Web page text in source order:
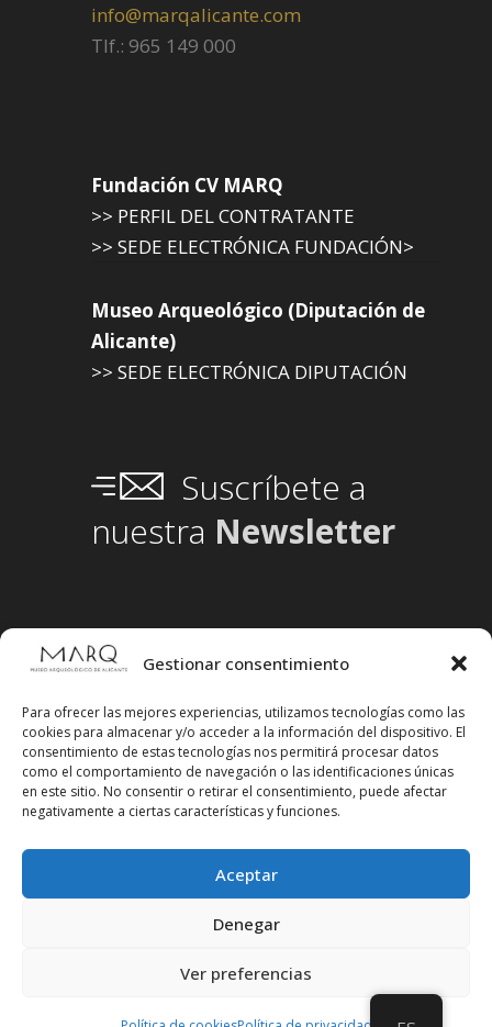
Gestionar consentimiento
Para ofrecer las mejores experiencias, utilizamos tecnologías como las
cookies para almacenar y/o acceder a la información del dispositivo. El
consentimiento de estas tecnologías nos permitirá procesar datos
como el comportamiento de navegación o las identificaciones únicas
en este sitio. No consentir o retirar el consentimiento, puede afectar
negativamente a ciertas características y funciones.
Aceptar
Denegar
Ver preferencias
info@marqalicante.com
Tlf.: 965 149 000
Fundación CV MARQ
>> PERFIL DEL CONTRATANTE
>> SEDE ELECTRÓNICA FUNDACIÓN>
Museo Arqueológico (Diputación de
Alicante)
>> SEDE ELECTRÓNICA DIPUTACIÓN
Suscríbete a
nuestra Newsletter
Síguenos en redes sociales